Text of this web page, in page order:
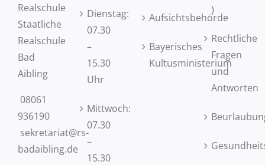
Realschule
Staatliche
Realschule
Bad
Aibling
08061
936190
sekretariat@rs-
badaibling.de
Dienstag:
07.30
–
15.30
Uhr
Mittwoch:
07.30
–
15.30
Aufsichtsbehörde
Bayerisches
Kultusministerium
)
Rechtliche
Fragen
und
Antworten